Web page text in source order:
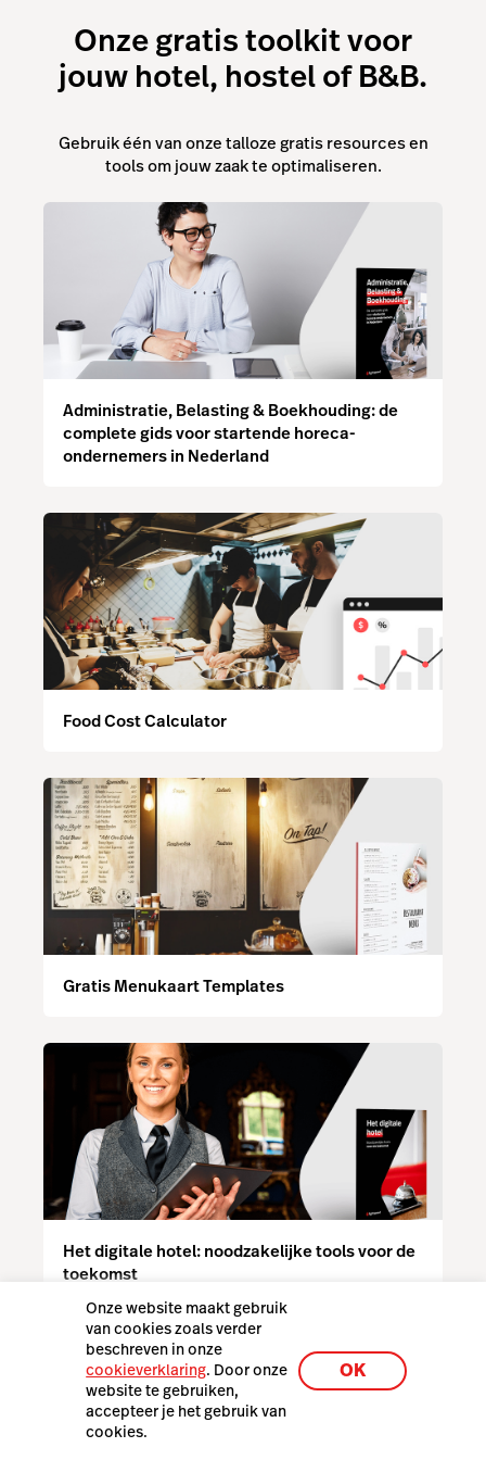
Onze gratis toolkit voor
jouw hotel, hostel of B&B.
Gebruik één van onze talloze gratis resources en
tools om jouw zaak te optimaliseren.
Administratie, Belasting & Boekhouding: de
complete gids voor startende horeca-
ondernemers in Nederland
Food Cost Calculator
Gratis Menukaart Templates
Het digitale hotel: noodzakelijke tools voor de
toekomst
Jouw vragen, onze
Onze website maakt gebruik
van cookies zoals verder
beschreven in onze
cookieverklaring. Door onze
website te gebruiken,
accepteer je het gebruik van
cookies.
OK